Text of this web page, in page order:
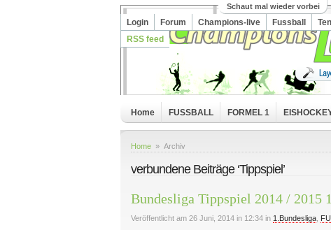
Schaut mal wieder vorbei
Login Forum Champions-live Fussball
RSS feed
Home FUSSBALL FORMEL 1
Home » Archiv
verbundene Beiträge ‘Tippspiel’
Bundesliga Tippspiel 2014 / 2015
Veröffentlicht am 26 Juni, 2014 in 12:34 in 1.Bundesliga